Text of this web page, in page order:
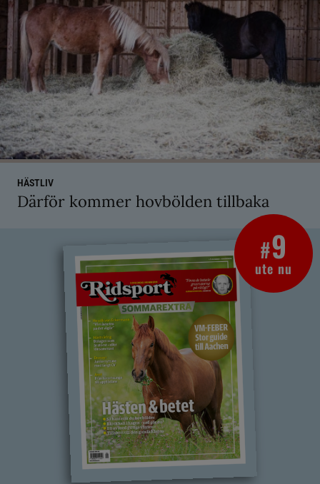
HÄSTLIV
Därför kommer hovbölden tillbaka
#9
ute nu